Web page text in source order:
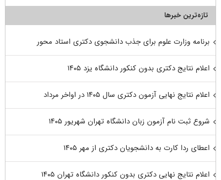
تازه‌ترین خبرها
برنامه وزارت علوم برای جذب دانشجوی دکتری استاد محور
اعلام نتایج دکتری بدون کنکور دانشگاه یزد ۱۴۰۵
اعلام نتایج نهایی آزمون دکتری سال ۱۴۰۵ در اواخر مرداد
شروع ثبت نام آزمون زبان دانشگاه تهران شهریور ۱۴۰۵
اعطای ردا کارت به دانشجویان دکتری از مهر ۱۴۰۵
اعلام نتایج نهایی دکتری بدون کنکور دانشگاه تهران ۱۴۰۵